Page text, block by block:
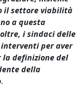
il settore viabilità
a questa
i sindaci delle
per aver
definizione del
della
.